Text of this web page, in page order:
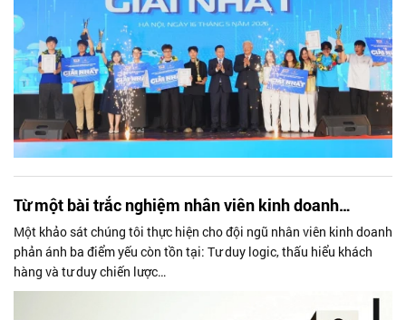
Từ một bài trắc nghiệm nhân viên kinh doanh…
Một khảo sát chúng tôi thực hiện cho đội ngũ nhân viên kinh doanh
phản ánh ba điểm yếu còn tồn tại: Tư duy logic, thấu hiểu khách
hàng và tư duy chiến lược…